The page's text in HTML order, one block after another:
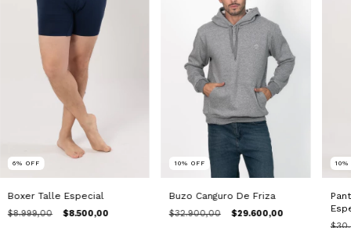
6% OFF
Boxer Talle Especial
$8.999,00 $8.500,00
10% OFF
Buzo Canguro De Friza
$32.900,00 $29.600,00
10